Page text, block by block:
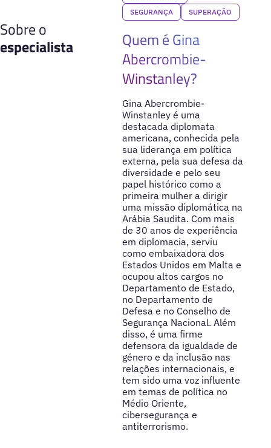
SEGURANÇA
SUPERAÇÃO
Sobre o
especialista
Quem é Gina
Abercrombie-
Winstanley?
Gina Abercrombie-
Winstanley é uma
destacada diplomata
americana, conhecida pela
sua liderança em política
externa, pela sua defesa da
diversidade e pelo seu
papel histórico como a
primeira mulher a dirigir
uma missão diplomática na
Arábia Saudita. Com mais
de 30 anos de experiência
em diplomacia, serviu
como embaixadora dos
Estados Unidos em Malta e
ocupou altos cargos no
Departamento de Estado,
no Departamento de
Defesa e no Conselho de
Segurança Nacional. Além
disso, é uma firme
defensora da igualdade de
género e da inclusão nas
relações internacionais, e
tem sido uma voz influente
em temas de política no
Médio Oriente,
cibersegurança e
antiterrorismo.